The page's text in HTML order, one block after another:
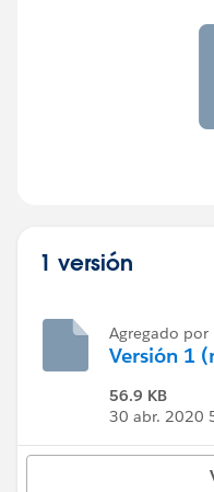
1 versión
Agregado por
Versión 1
56.9 KB
30 abr. 2020